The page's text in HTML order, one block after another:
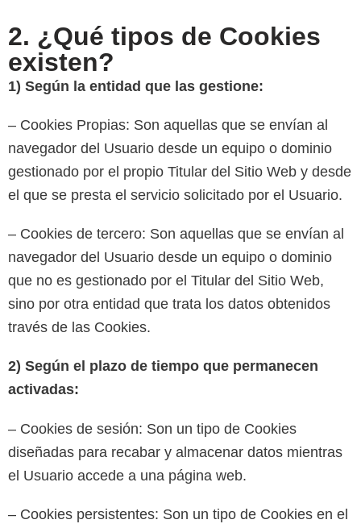
2. ¿Qué tipos de Cookies
existen?
1) Según la entidad que las gestione:
– Cookies Propias: Son aquellas que se envían al
navegador del Usuario desde un equipo o dominio
gestionado por el propio Titular del Sitio Web y desde
el que se presta el servicio solicitado por el Usuario.
– Cookies de tercero: Son aquellas que se envían al
navegador del Usuario desde un equipo o dominio
que no es gestionado por el Titular del Sitio Web,
sino por otra entidad que trata los datos obtenidos
través de las Cookies.
2) Según el plazo de tiempo que permanecen
activadas:
– Cookies de sesión: Son un tipo de Cookies
diseñadas para recabar y almacenar datos mientras
el Usuario accede a una página web.
– Cookies persistentes: Son un tipo de Cookies en el